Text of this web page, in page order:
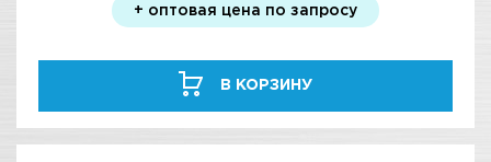
+ оптовая цена по запросу
В КОРЗИНУ